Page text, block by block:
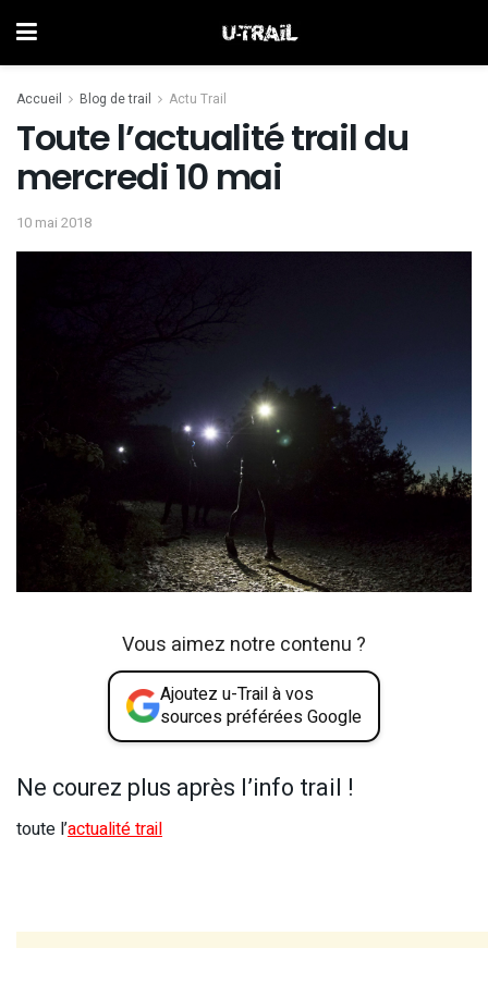
Accueil Blog de trail Actu Trail
Toute l’actualité trail du
mercredi 10 mai
10 mai 2018
Vous aimez notre contenu ?
Ajoutez u-Trail à vos
sources préférées Google
Ne courez plus après l’info trail !
toute l’actualité trail